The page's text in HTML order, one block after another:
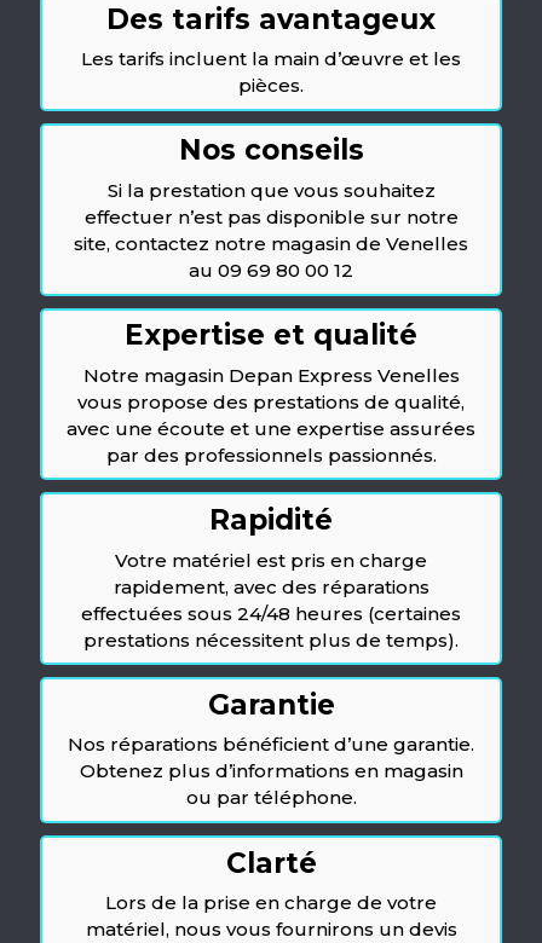
Des tarifs avantageux
Les tarifs incluent la main d’œuvre et les
pièces.
Nos conseils
Si la prestation que vous souhaitez
effectuer n’est pas disponible sur notre
site, contactez notre magasin de Venelles
au 09 69 80 00 12
Expertise et qualité
Notre magasin Depan Express Venelles
vous propose des prestations de qualité,
avec une écoute et une expertise assurées
par des professionnels passionnés.
Rapidité
Votre matériel est pris en charge
rapidement, avec des réparations
effectuées sous 24/48 heures (certaines
prestations nécessitent plus de temps).
Garantie
Nos réparations bénéficient d’une garantie.
Obtenez plus d’informations en magasin
ou par téléphone.
Clarté
Lors de la prise en charge de votre
matériel, nous vous fournirons un devis